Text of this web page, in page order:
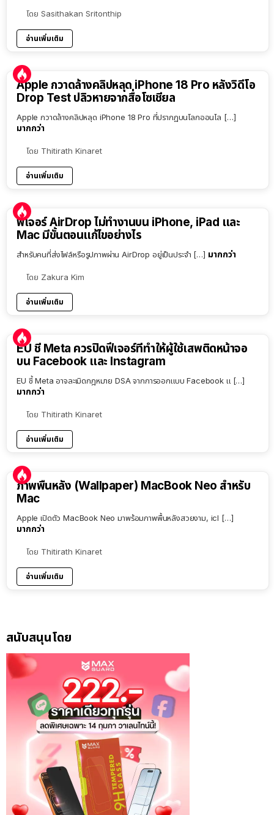
โดย Sasithakan Sritonthip
อ่านเพิ่มเติม
Apple กวาดล้างคลิปหลุด iPhone 18 Pro หลังวิดีโอ
Drop Test ปลิวหายจากสื่อโซเชียล
Apple กวาดล้างคลิปหลุด iPhone 18 Pro ที่ปรากฏบนโลกออนไล […]
มากกว่า
โดย Thitirath Kinaret
อ่านเพิ่มเติม
ฟีเจอร์ AirDrop ไม่ทำงานบน iPhone, iPad และ
Mac มีขั้นตอนแก้ไขอย่างไร
สำหรับคนที่ส่งไฟล์หรือรูปภาพผ่าน AirDrop อยู่เป็นประจำ […] มากกว่า
โดย Zakura Kim
อ่านเพิ่มเติม
EU ชี้ Meta ควรปิดฟีเจอร์ที่ทำให้ผู้ใช้เสพติดหน้าจอ
บน Facebook และ Instagram
EU ชี้ Meta อาจละเมิดกฎหมาย DSA จากการออกแบบ Facebook แ […]
มากกว่า
โดย Thitirath Kinaret
อ่านเพิ่มเติม
ภาพพื้นหลัง (Wallpaper) MacBook Neo สำหรับ
Mac
Apple เปิดตัว MacBook Neo มาพร้อมภาพพื้นหลังสวยงาม, icl […]
มากกว่า
โดย Thitirath Kinaret
อ่านเพิ่มเติม
สนับสนุนโดย